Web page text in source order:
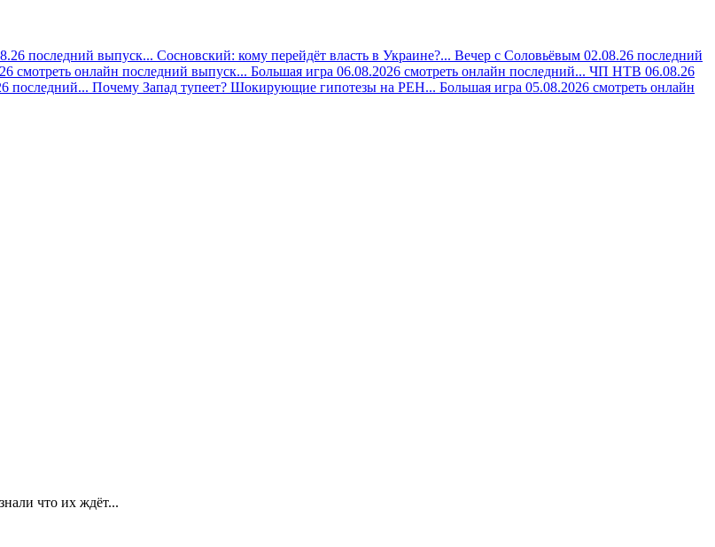
последний выпуск... Сосновский: кому перейдёт власть в Украине?... Вечер с Соловьёвым 02.08.26 последний
смотреть онлайн последний выпуск... Большая игра 06.08.2026 смотреть онлайн последний... ЧП НТВ 06.08.26
последний... Почему Запад тупеет? Шокирующие гипотезы на РЕН... Большая игра 05.08.2026 смотреть онлайн
что их ждëт...